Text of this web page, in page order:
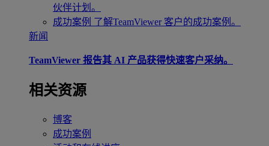
伙伴计划。
成功案例 了解TeamViewer 客户的成功案例。
新闻
TeamViewer 报告其 AI 产品获得快速客户采纳。
相关资源
博客
成功案例